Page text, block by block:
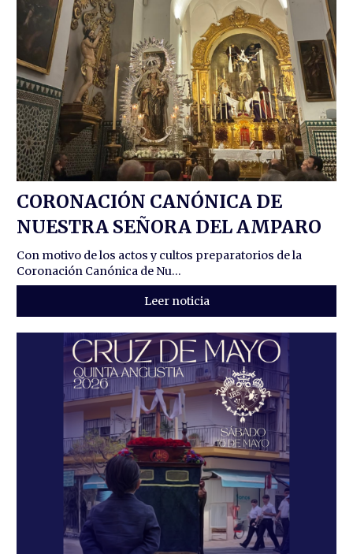
CORONACIÓN CANÓNICA DE
NUESTRA SEÑORA DEL AMPARO
Con motivo de los actos y cultos preparatorios de la
Coronación Canónica de Nu...
Leer noticia